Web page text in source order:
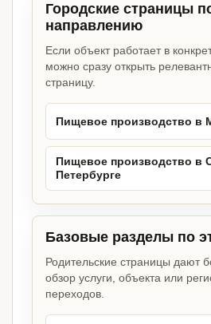
Городские страницы
направлению
Если объект работает в
можно сразу открыть
страницу.
Пищевое производство в
Пищевое производство в
Петербурге
Базовые разделы по
Родительские страницы дают
обзор услуги, объекта или
переходов.